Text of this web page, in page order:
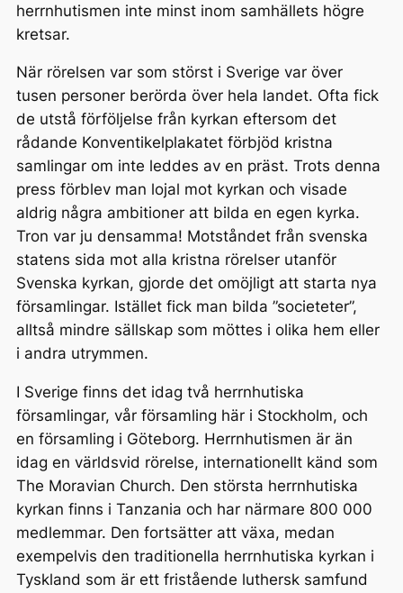
herrnhutismen inte minst inom samhällets högre
kretsar.
När rörelsen var som störst i Sverige var över
tusen personer berörda över hela landet. Ofta fick
de utstå förföljelse från kyrkan eftersom det
rådande Konventikelplakatet förbjöd kristna
samlingar om inte leddes av en präst. Trots denna
press förblev man lojal mot kyrkan och visade
aldrig några ambitioner att bilda en egen kyrka.
Tron var ju densamma! Motståndet från svenska
statens sida mot alla kristna rörelser utanför
Svenska kyrkan, gjorde det omöjligt att starta nya
församlingar. Istället fick man bilda ”societeter”,
alltså mindre sällskap som möttes i olika hem eller
i andra utrymmen.
I Sverige finns det idag två herrnhutiska
församlingar, vår församling här i Stockholm, och
en församling i Göteborg. Herrnhutismen är än
idag en världsvid rörelse, internationellt känd som
The Moravian Church. Den största herrnhutiska
kyrkan finns i Tanzania och har närmare 800 000
medlemmar. Den fortsätter att växa, medan
exempelvis den traditionella herrnhutiska kyrkan i
Tyskland som är ett fristående luthersk samfund